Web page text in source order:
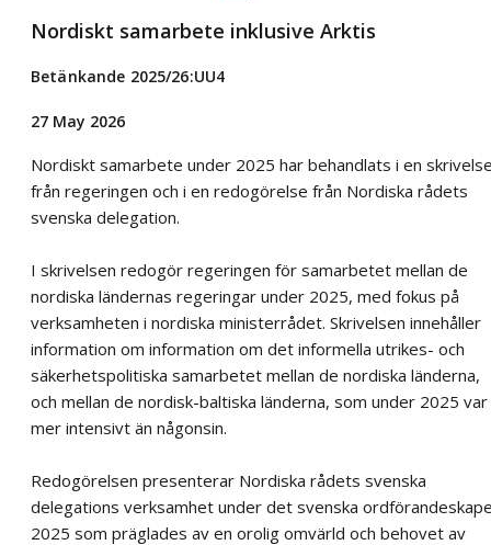
Nordiskt samarbete inklusive Arktis
Betänkande 2025/26:UU4
27 May 2026
Nordiskt samarbete under 2025 har behandlats i en
från regeringen och i en redogörelse från Nordiska rådets
svenska delegation.
I skrivelsen redogör regeringen för samarbetet mellan de
nordiska ländernas regeringar under 2025, med fokus på
verksamheten i nordiska ministerrådet. Skrivelsen innehåller
information om information om det informella utrikes- och
säkerhetspolitiska samarbetet mellan de nordiska länderna,
och mellan de nordisk-baltiska länderna, som under 2025 var
mer intensivt än någonsin.
Redogörelsen presenterar Nordiska rådets svenska
delegations verksamhet under det svenska
2025 som präglades av en orolig omvärld och behovet av